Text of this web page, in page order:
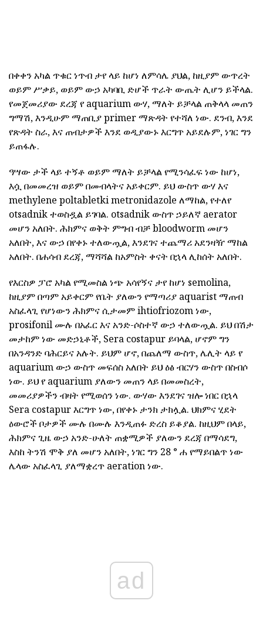
በቀቀን አካል ጥቁር ነጥብ ታየ ላይ ከሆነ ለምሳሌ ያህል, ከዚያም ውጥረት
ወይም ሥቃይ, ወይም ውኃ አካባቢ ድሆች ጥራት ውጤት ሊሆን ይችላል.
የመጀመሪያው ደረጃ የ aquarium ውሃ, ማለት ይቻላል ጠቅላላ መጠን
ግማሽ, እንዲሁም ማጠቢያ primer ማጽዳት የተሻለ ነው. ደንብ, እንደ
የጽዳት ስራ, እና ጠብታዎች እንደ ወዲያውኑ እርግጥ አይደሉም, ነገር ግን
ይጠፋሉ.
ዓሣው ታች ላይ ተኝቶ ወይም ማለት ይቻላል የሚንሳፈፍ ነው ከሆነ,
እሷ በመመረዝ ወይም በመብላትና አይቀርም. ይህ ውስጥ ውሃ እና
methylene poltabletki metronidazole ለማከል, የተለየ
otsadnik ተወስዷል ይገባል. otsadnik ውስጥ ኃይለኛ aerator
መሆን አለበት. ሕክምና ወቅት ምግብ ብቻ bloodworm መሆን
አለበት, እና ውኃ በየቀኑ ተለውጧል, እንደገና ተጨማሪ አደንዛዥ ማከል
አለበት. በሐሳብ ደረጃ, ማሻሻል ከአምስት ቀናት በኋላ ሊከሰት አለበት.
የእርስዎ ፓሮ አካል የሚመስል ነጭ አሳየኝና ታየ ከሆነ semolina,
ከዚያም በጣም አይቀርም የቤት ያለውን የማጣሪያ aquarist ማጠብ
አስፈላጊ የሆነውን ሕክምና ሲታመም ihtiofriozom ነው,
prosifonil ሙሉ በአፈር እና አንድ-ሶስተኛ ውኃ ተለውጧል. ይህ በሽታ
መታከም ነው መድኃኒቶች, Sera costapur ይባላል, ሆኖም ግን
በአንዳንድ ባሕርይና አሉት. ይህም ሆኖ, በጨለማ ውስጥ, ሌሊት ላይ የ
aquarium ውኃ ውስጥ መፍሰስ አለበት ይህ ዕፅ ብርሃን ውስጥ በስብሶ
ነው. ይህ የ aquarium ያለውን መጠን ላይ በመመስረት,
መመሪያዎችን ብዛት የሚወሰን ነው. ውሃው እንደገና ዝሎ ነበር በኋላ
Sera costapur እርግጥ ነው, በየቀኑ ታንክ ታክሏል. ህክምና ሂደት
ዕውሮች ቦታዎች ሙሉ በሙሉ እንዲጠፉ ድረስ ይቆያል. ከዚህም በላይ,
ሕክምና ጊዜ ውኃ አንድ-ሁለት ጠቋሚዎች ያለውን ደረጃ በማሳደግ,
እስከ ትንሽ ሞቅ ያለ መሆን አለበት, ነገር ግን 28 ° ሐ የማይበልጥ ነው
ሌላው አስፈላጊ ያለማቋረጥ aeration ነው.
ad